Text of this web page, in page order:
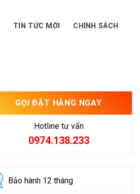
TIN TỨC MỚI CHÍNH SÁCH
GỌI ĐẶT HÀNG NGAY
Hotline tư vấn
0974.138.233
Bảo hành 12 tháng